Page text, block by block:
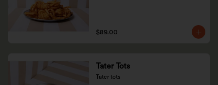
$89.00
Tater Tots
Tater tots